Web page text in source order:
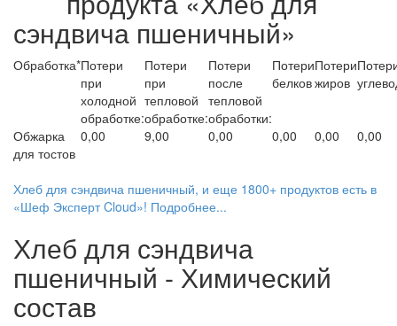
сэндвича пшеничный»
Обработка*Потери
при
холодной
обработке:
Потери
при
тепловой
обработке:
Потери
после
тепловой
обработки:
Потери
белков
Потери
жиров
Обжарка
для тостов
0,00 9,00 0,00 0,00 0,00 0,00
Хлеб для сэндвича пшеничный, и еще 1800+ продуктов есть в
«Шеф Эксперт Cloud»! Подробнее...
Хлеб для сэндвича
пшеничный - Химический
состав